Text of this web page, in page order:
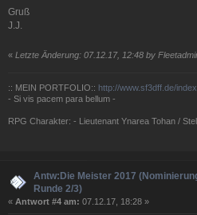
Gruß
J.J.
« Letzte Änderung: 07.12.17, 12:48 by
:: MEIN PORTFOLIO:: http://www.sf3dff.de/
- Si vis pacem para bellum -
RPG Charakter: - Lieutenant Ynarea Tohan /
Antw:Die Meister 2017
Runde 2/3)
« Antwort #4 am: 07.12.17, 18:28 »